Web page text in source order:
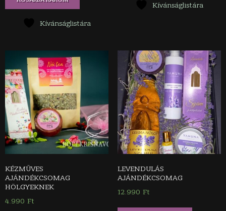
Kívánságlistára
Kívánságlistára
KÉZMŰVES
AJÁNDÉKCSOMAG
HÖLGYEKNEK
4.990 Ft
LEVENDULÁS
AJÁNDÉKCSOMAG
12.990 Ft